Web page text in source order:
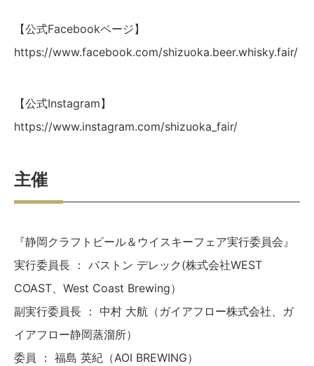
【公式Facebookページ】
https://www.facebook.com/shizuoka.beer.whisky.fair/
【公式Instagram】
https://www.instagram.com/shizuoka_fair/
主催
『静岡クラフトビール＆ウイスキーフェア実行委員会』
実行委員長 ： バストン デレック(株式会社WEST
COAST、West Coast Brewing）
副実行委員長 ： 中村 大航（ガイアフロー株式会社、ガ
イアフロー静岡蒸溜所）
委員 ： 福島 英紀（AOI BREWING）